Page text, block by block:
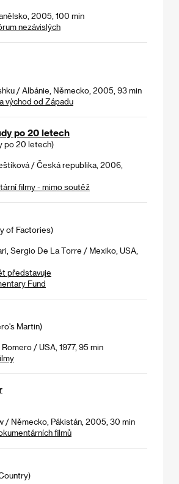
2005, 100 min
nezávislých
/ Albánie, Německo, 2005, 93 min
východ od Západu
po 20 letech
po 20 letech)
/ Česká republika, 2006,
filmy - mimo soutěž
of Factories)
Sergio De La Torre / Mexiko, USA,
představuje
Fund
Martin)
/ USA, 1977, 95 min
/ Německo, Pákistán, 2005, 30 min
filmů